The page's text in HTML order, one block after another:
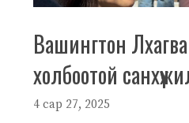
Вашингтон
холбоотой
4 сар 27, 2025